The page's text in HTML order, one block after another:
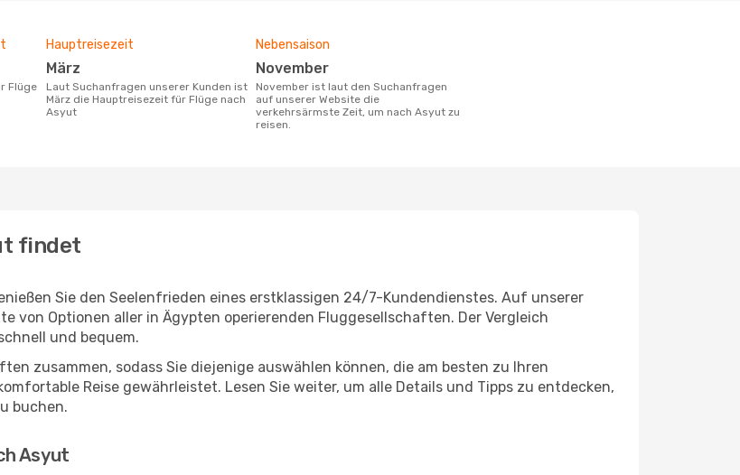
Hauptreisezeit
März
Laut Suchanfragen unserer Kunden ist
März die Hauptreisezeit für Flüge nach
Asyut
Nebensaison
November
November ist laut den Suchanfragen
auf unserer Website die
verkehrsärmste Zeit, um nach Asyut zu
reisen.
findet
Sie den Seelenfrieden eines erstklassigen 24/7-Kundendienstes. Auf unserer
von Optionen aller in Ägypten operierenden Fluggesellschaften. Der Vergleich
und bequem.
zusammen, sodass Sie diejenige auswählen können, die am besten zu Ihren
Reise gewährleistet. Lesen Sie weiter, um alle Details und Tipps zu entdecken,
buchen.
Asyut